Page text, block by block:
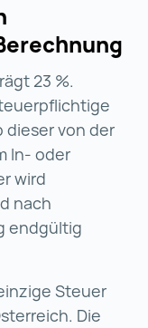
23 %.
dieser von der
In- oder
wird
nach
endgültig
Steuer
Die